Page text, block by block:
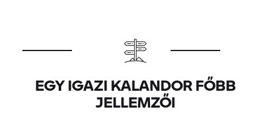
EGY IGAZI KALANDOR FŐBB
JELLEMZŐI